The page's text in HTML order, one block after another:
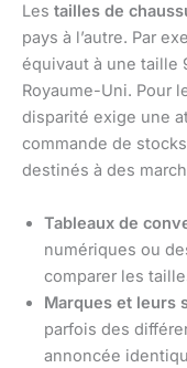
Les tailles de
pays à l’autre. Par
équivaut à une taille
Royaume-Uni. Pour
disparité exige une
commande de
destinés à des
Tableaux de
numériques ou
comparer les
Marques et leurs
parfois des
annoncée